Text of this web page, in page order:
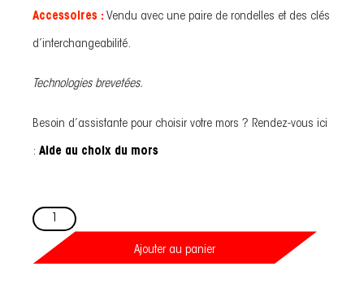
Accessoires : Vendu avec une paire de rondelles et des clés
d’interchangeabilité.
Technologies brevetées.
Besoin d’assistante pour choisir votre mors ? Rendez-vous ici
: Aide au choix du mors
quantité
de
Mors
Goyo
Aga
Ajouter au panier